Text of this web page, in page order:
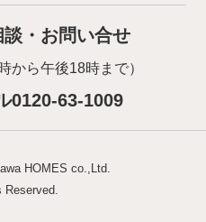
・お問い合せ
から午後18時まで）
0120-63-1009
HOMES co.,Ltd.
Reserved.